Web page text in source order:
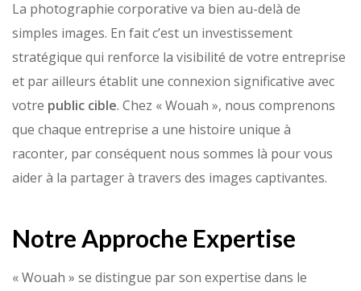
La photographie corporative va bien au-delà de
simples images. En fait c’est un investissement
stratégique qui renforce la visibilité de votre entreprise
et par ailleurs établit une connexion significative avec
votre public cible. Chez « Wouah », nous comprenons
que chaque entreprise a une histoire unique à
raconter, par conséquent nous sommes là pour vous
aider à la partager à travers des images captivantes.
Notre Approche Expertise
« Wouah » se distingue par son expertise dans le